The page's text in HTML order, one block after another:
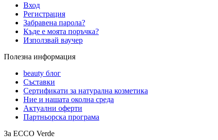
Вход
Регистрация
Забравена парола?
Къде е моята поръчка?
Използвай ваучер
Полезна информация
beauty блог
Съставки
Сертификати за натурална козметика
Ние и нашата околна среда
Актуални оферти
Партньорска програма
За ECCO Verde